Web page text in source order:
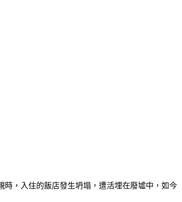
時，入住的飯店發生坍塌，遭活埋在廢墟中，如今